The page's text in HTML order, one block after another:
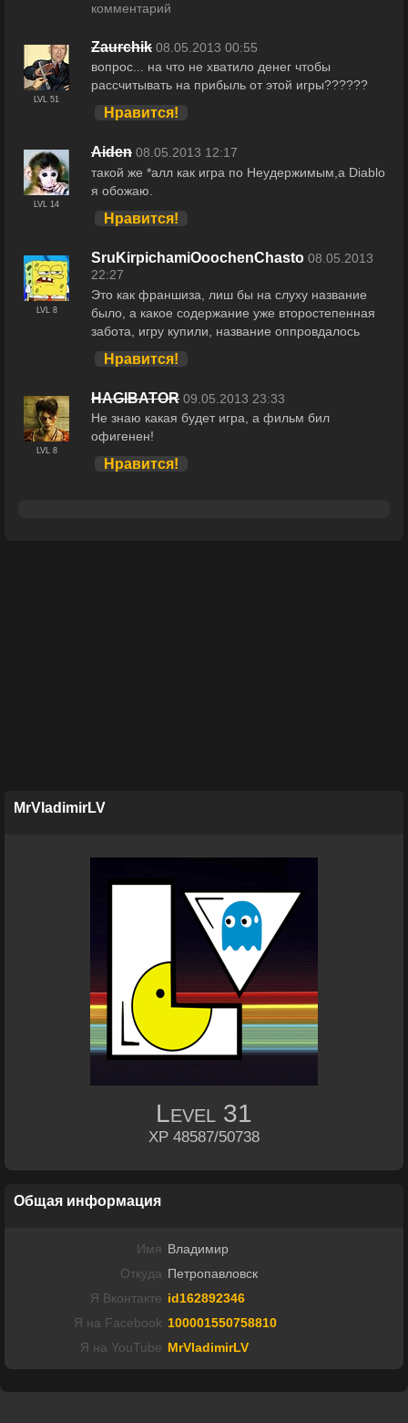
комментарий
LVL 51
Zaurchik 08.05.2013 00:55
вопрос... на что не хватило денег чтобы
рассчитывать на прибыль от этой игры??????
Нравится!
LVL 14
Aiden 08.05.2013 12:17
такой же *алл как игра по Неудержимым,а Diablo
я обожаю.
Нравится!
LVL 8
SruKirpichamiOoochenChasto 08.05.2013
22:27
Это как франшиза, лиш бы на слуху название
было, а какое содержание уже второстепенная
забота, игру купили, название оппровдалось
Нравится!
LVL 8
HAGIBATOR 09.05.2013 23:33
Не знаю какая будет игра, а фильм бил
офигенен!
Нравится!
MrVladimirLV
Level 31
XP 48587/50738
Общая информация
Имя Владимир
Откуда Петропавловск
Я Вконтакте id162892346
Я на Facebook 100001550758810
Я на YouTube MrVladimirLV